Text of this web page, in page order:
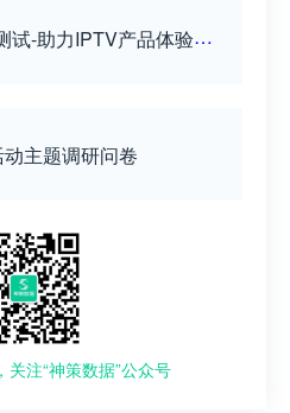
IPTV产品体验运营效果双提升
主题调研问卷
注“神策数据”公众号